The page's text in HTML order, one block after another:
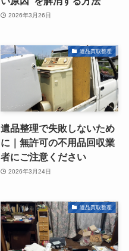
2026年3月26日
遺品買取整理
遺品整理で失敗しないため
に｜無許可の不用品回収業
者にご注意ください
2026年3月24日
遺品買取整理